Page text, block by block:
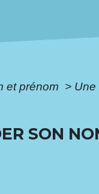
et prénom > Une
SON